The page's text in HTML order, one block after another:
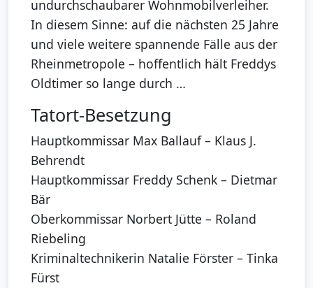
undurchschaubarer Wohnmobilverleiher.
In diesem Sinne: auf die nächsten 25 Jahre
und viele weitere spannende Fälle aus der
Rheinmetropole – hoffentlich hält Freddys
Oldtimer so lange durch …
Tatort-Besetzung
Hauptkommissar Max Ballauf – Klaus J.
Behrendt
Hauptkommissar Freddy Schenk – Dietmar
Bär
Oberkommissar Norbert Jütte – Roland
Riebeling
Kriminaltechnikerin Natalie Förster – Tinka
Fürst